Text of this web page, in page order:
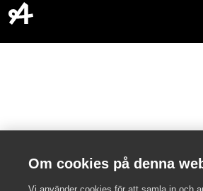
Om cookies på denna